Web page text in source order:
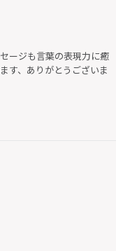
ージも言葉の表現力に癒
す、ありがとうございま